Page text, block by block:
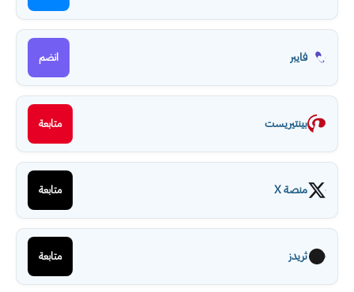
فايبر انضم
بينتيريست متابعة
منصة X متابعة
ثريدز متابعة